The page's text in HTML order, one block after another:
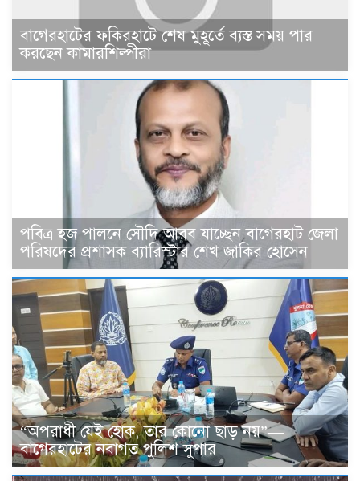
বাগেরহাটের ফকিরহাটে শেষ মুহূর্তে ব্যস্ত সময় পার
করছেন কামারশিল্পীরা
পবিত্র হজ পালনে সৌদি আরব যাচ্ছেন বাগেরহাট জেলা
পরিষদের প্রশাসক ব্যারিস্টার শেখ জাকির হোসেন
“অপরাধী যেই হোক, তার কোনো ছাড় নয়”—
বাগেরহাটের নবাগত পুলিশ সুপার